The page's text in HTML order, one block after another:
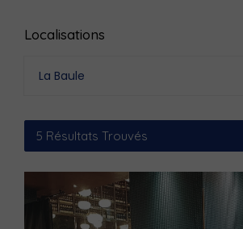
Localisations
La Baule
5 Résultats Trouvés